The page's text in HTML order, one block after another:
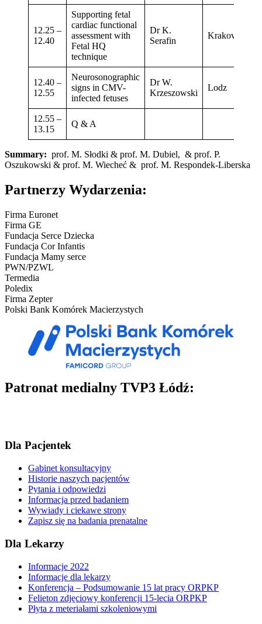
12.25 –
12.40
Supporting fetal
cardiac functional
assessment with
Fetal HQ
technique
Dr K.
Serafin
Krakov
12.40 –
12.55
Neurosonographic
signs in CMV-
infected fetuses
Dr W.
Krzeszowski
Lodz
12.55 –
13.15
Q & A
Summary: prof. M. Słodki & prof. M. Dubiel, & prof. P.
Oszukowski & prof. M. Wiecheć & prof. M. Respondek-Liberska
Partnerzy Wydarzenia:
Firma Euronet
Firma GE
Fundacja Serce Dziecka
Fundacja Cor Infantis
Fundacja Mamy serce
PWN/PZWL
Termedia
Poledix
Firma Zepter
Polski Bank Komórek Macierzystych
Patronat medialny TVP3 Łódź:
Dla Pacjentek
Gabinet konsultacyjny
Historie naszych pacjentów
Pytania i odpowiedzi
Informacja przed badaniem
Wywiady i ciekawe strony
Zapisz się na badania prenatalne
Dla Lekarzy
Informacje 2022
Informacje dla lekarzy
Konferencja – Podsumowanie 15 lat pracy ORPKP
Felieton zdjęciowy konferencji 15-lecia ORPKP
Płyta z meteriałami szkoleniowymi